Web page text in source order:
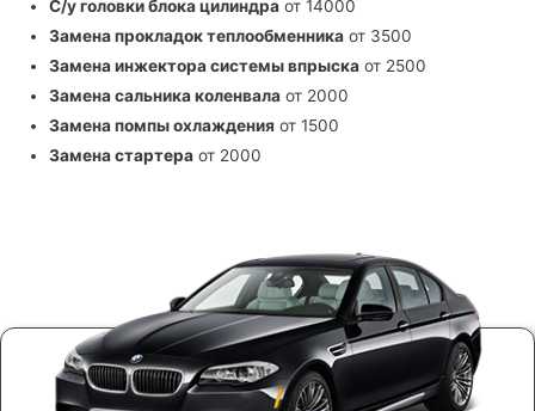
С/у головки блока цилиндра от 14000
Замена прокладок теплообменника от 3500
Замена инжектора системы впрыска от 2500
Замена сальника коленвала от 2000
Замена помпы охлаждения от 1500
Замена стартера от 2000